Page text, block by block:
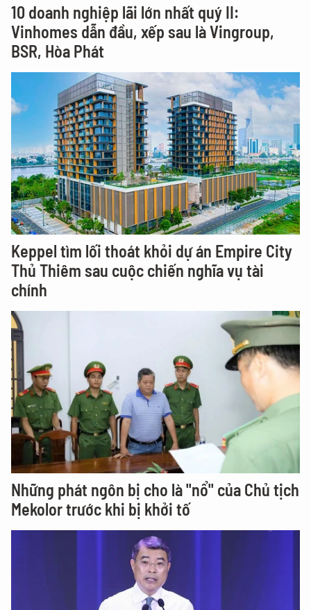
10 doanh nghiệp lãi lớn nhất quý II:
Vinhomes dẫn đầu, xếp sau là Vingroup,
BSR, Hòa Phát
Keppel tìm lối thoát khỏi dự án Empire City
Thủ Thiêm sau cuộc chiến nghĩa vụ tài
chính
Những phát ngôn bị cho là "nổ" của Chủ tịch
Mekolor trước khi bị khởi tố